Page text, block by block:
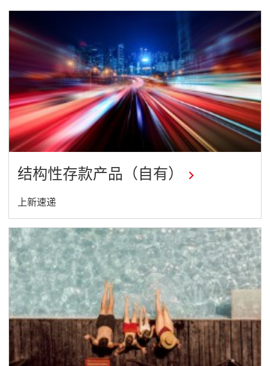
结构性存款产品（自有）
开
启
新
窗
口
上新速递